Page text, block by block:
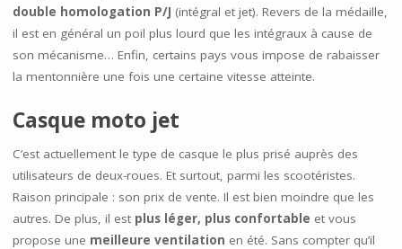
double homologation P/J (intégral et jet). Revers de la médaille,
il est en général un poil plus lourd que les intégraux à cause de
son mécanisme… Enfin, certains pays vous impose de rabaisser
la mentonnière une fois une certaine vitesse atteinte.
Casque moto jet
C’est actuellement le type de casque le plus prisé auprès des
utilisateurs de deux-roues. Et surtout, parmi les scootéristes.
Raison principale : son prix de vente. Il est bien moindre que les
autres. De plus, il est plus léger, plus confortable et vous
propose une meilleure ventilation en été. Sans compter qu’il